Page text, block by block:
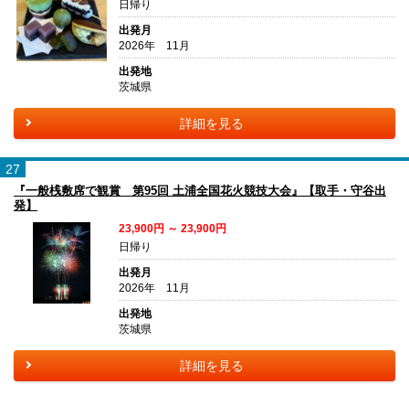
日帰り
出発月
2026年 11月
出発地
茨城県
詳細を見る
27
『一般桟敷席で観賞 第95回 土浦全国花火競技大会』【取手・守谷出
発】
23,900円 ～ 23,900円
日帰り
出発月
2026年 11月
出発地
茨城県
詳細を見る